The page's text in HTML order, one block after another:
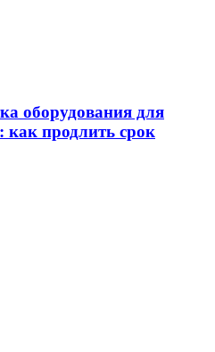
оборудования для
продлить срок